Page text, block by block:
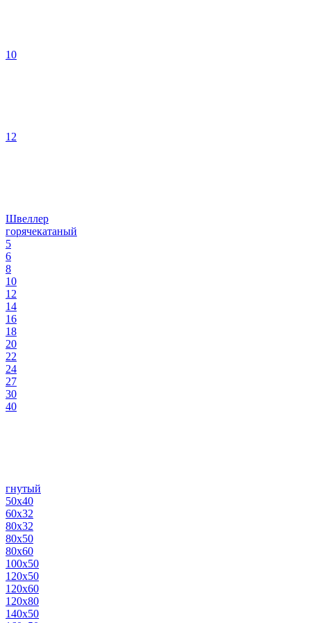
10
12
Швеллер
горячекатаный
5
6
8
10
12
14
16
18
20
22
24
27
30
40
гнутый
50х40
60х32
80х32
80х50
80х60
100х50
120х50
120х60
120х80
140х50